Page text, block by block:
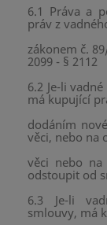
6.1 Práva a
práv z
zákonem č.
2099 - § 2112
6.2 Je-li
má kupující
dodáním
věci, nebo na
věci nebo
odstoupit od
6.3 Je-li
smlouvy, má